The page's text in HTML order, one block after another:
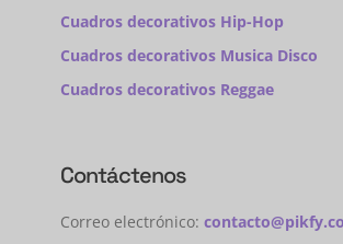
Cuadros decorativos Hip-Hop
Cuadros decorativos Musica Disco
Cuadros decorativos Reggae
Contáctenos
Correo electrónico: